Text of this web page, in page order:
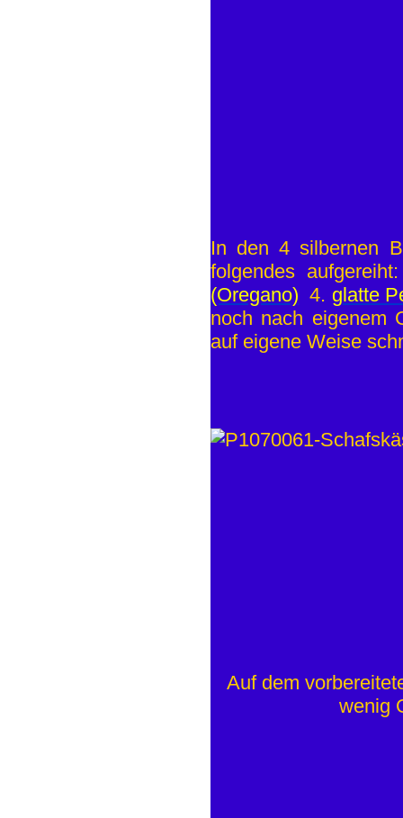
In den 4 silbernen
folgendes
(Oregano) 4. glatte
noch nach eigenem
auf eigene Weise
Auf dem
wenig